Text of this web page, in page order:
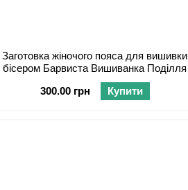
Заготовка жіночого пояса для вишивки
бісером Барвиста Вишиванка Поділля
ПС070кМнннн
300.00 грн
Купити